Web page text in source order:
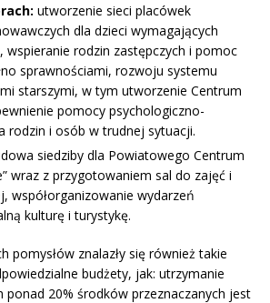
utworzenie sieci placówek
dla dzieci wymagających
wspieranie rodzin zastępczych i pomoc
sprawnościami, rozwoju systemu
starszymi, w tym utworzenie Centrum
pomocy psychologiczno-
rodzin i osób w trudnej sytuacji.
siedziby dla Powiatowego Centrum
wraz z przygotowaniem sal do zajęć i
współorganizowanie wydarzeń
kulturę i turystykę.
pomysłów znalazły się również takie
budżety, jak: utrzymanie
20% środków przeznaczanych jest